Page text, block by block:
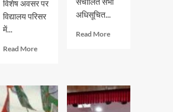
विशेष अवसर पर
विद्यालय परिसर
में...
Read MoreRead
एथीना
स्कूल
अधिसूचित...
Read MoreRead
जुलाई
2026